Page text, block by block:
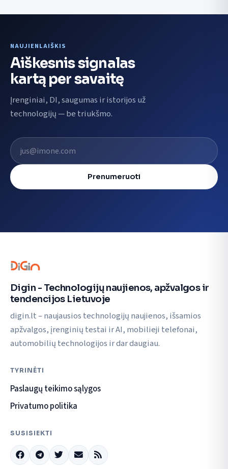
NAUJIENLAIŠKIS
Aiškesnis signalas
kartą per savaitę
Įrenginiai, DI, saugumas ir istorijos už
technologijų — be triukšmo.
El. pašto adresas
Prenumeruoti
Digin - Technologijų naujienos, apžvalgos ir
tendencijos Lietuvoje
digin.lt – naujausios technologijų naujienos, išsamios
apžvalgos, įrenginių testai ir AI, mobilieji telefonai,
automobilių technologijos ir dar daugiau.
TYRINĖTI
Paslaugų teikimo sąlygos
Privatumo politika
SUSISIEKTI